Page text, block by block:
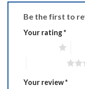
Be the first to
Your rating*
Your review*